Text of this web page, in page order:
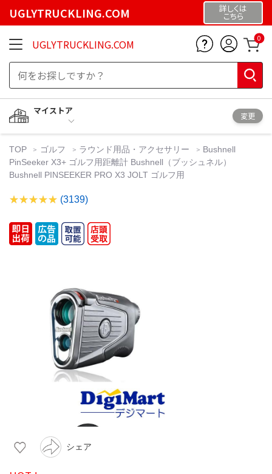
UGLYTRUCKLING.COM 詳しくは
こちら
UGLYTRUCKLING.COM 0
マイストア
変更
TOP ゴルフ ラウンド用品・アクセサリー
Bushnell
PinSeeker X3+ ゴルフ用距離計 Bushnell（ブッシュネル）
Bushnell PINSEEKER PRO X3 JOLT ゴルフ用
(3139)
シェア